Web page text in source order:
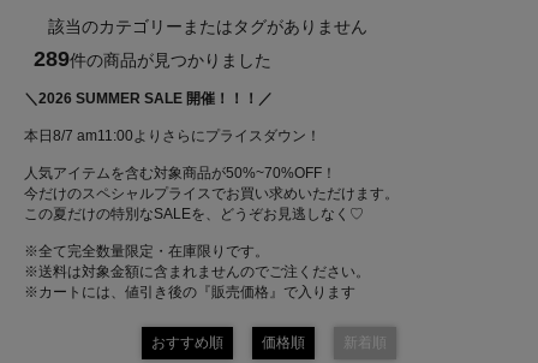
該当のカテゴリーまたはタグがありません
289件の商品が見つかりました
＼2026 SUMMER SALE 開催！！！／
本日8/7 am11:00よりさらにプライスダウン！
人気アイテムを含む対象商品が50%~70%OFF！
今だけのスペシャルプライスでお買い求めいただけます。
この夏だけの特別なSALEを、どうぞお見逃しなく♡
※全て完全数量限定・在庫限りです。
※送料は対象金額に含まれませんのでご注ください。
※カートには、値引き後の『販売価格』で入ります
おすすめ順 価格順 新着順